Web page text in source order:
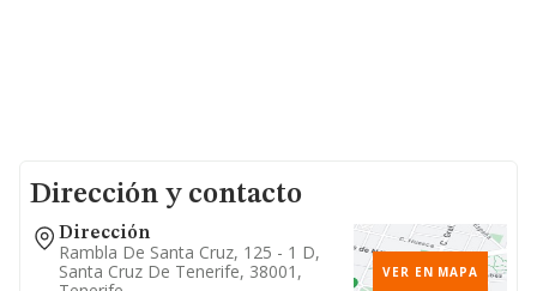
Dirección y contacto
Dirección
Rambla De Santa Cruz, 125 - 1 D,
Santa Cruz De Tenerife, 38001,
VER EN MAPA